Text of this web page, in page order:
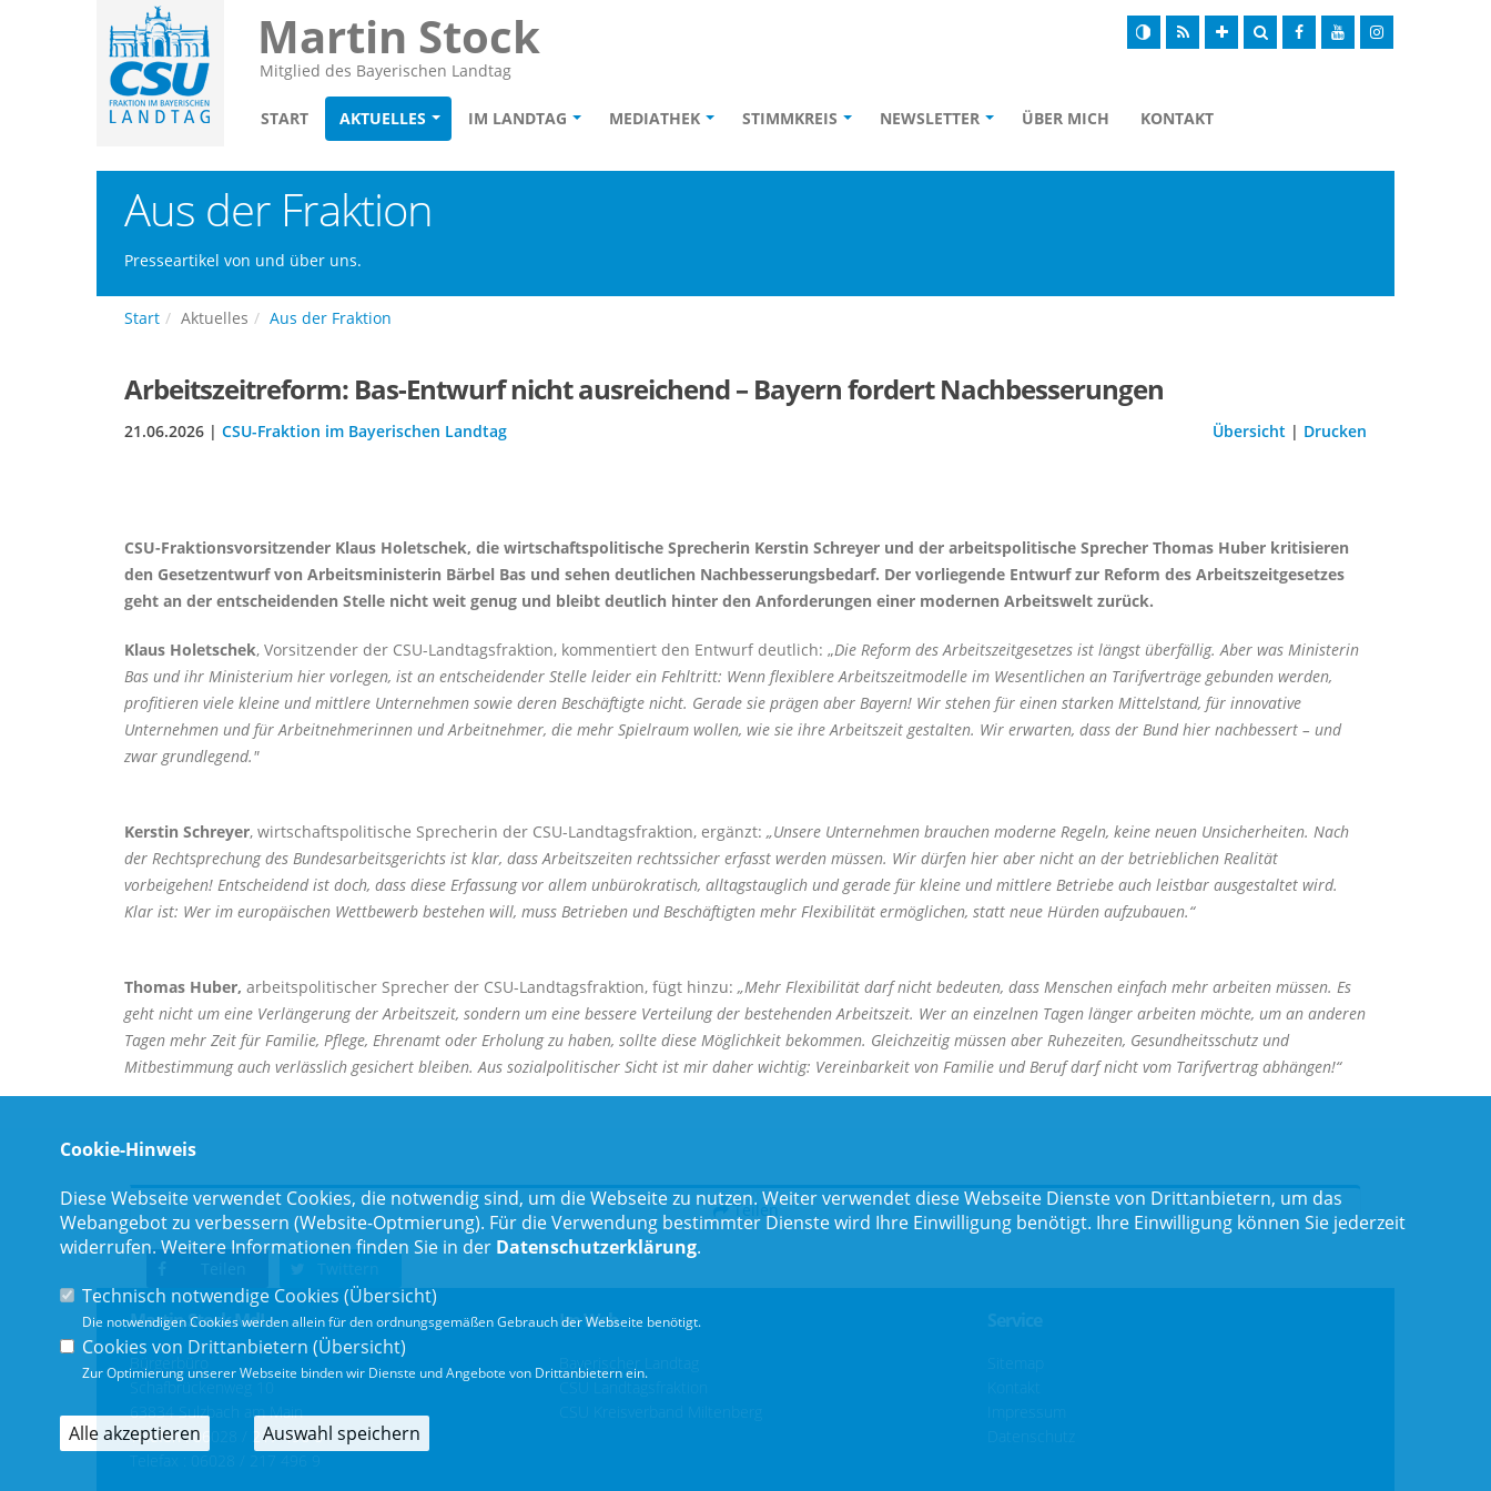
Martin Stock
Mitglied des Bayerischen Landtag
START AKTUELLES IM LANDTAG MEDIATHEK STIMMKREIS NEWSLETTER ÜBER MICH KONTAKT
Aus der Fraktion
Presseartikel von und über uns.
Start Aktuelles Aus der Fraktion
Arbeitszeitreform: Bas-Entwurf nicht ausreichend – Bayern fordert Nachbesserungen
21.06.2026 | CSU-Fraktion im Bayerischen Landtag Übersicht | Drucken
CSU-Fraktionsvorsitzender Klaus Holetschek, die wirtschaftspolitische Sprecherin Kerstin Schreyer und der arbeitspolitische Sprecher Thomas Huber kritisieren
den Gesetzentwurf von Arbeitsministerin Bärbel Bas und sehen deutlichen Nachbesserungsbedarf. Der vorliegende Entwurf zur Reform des Arbeitszeitgesetzes
geht an der entscheidenden Stelle nicht weit genug und bleibt deutlich hinter den Anforderungen einer modernen Arbeitswelt zurück.
Klaus Holetschek, Vorsitzender der CSU-Landtagsfraktion, kommentiert den Entwurf deutlich:Die Reform des Arbeitszeitgesetzes ist längst überfällig. Aber was Ministerin
Bas und ihr Ministerium hier vorlegen, ist an entscheidender Stelle leider ein Fehltritt: Wenn flexiblere Arbeitszeitmodelle im Wesentlichen an Tarifverträge gebunden werden,
profitieren viele kleine und mittlere Unternehmen sowie deren Beschäftigte nicht. Gerade sie prägen aber Bayern! Wir stehen für einen starken Mittelstand, für innovative
Unternehmen und für Arbeitnehmerinnen und Arbeitnehmer, die mehr Spielraum wollen, wie sie ihre Arbeitszeit gestalten. Wir erwarten, dass der Bund hier nachbessert – und
zwar grundlegend."
Kerstin Schreyer, wirtschaftspolitische Sprecherin der CSU-Landtagsfraktion, ergänzt: Unsere Unternehmen brauchen moderne Regeln, keine neuen Unsicherheiten. Nach
der Rechtsprechung des Bundesarbeitsgerichts ist klar, dass Arbeitszeiten rechtssicher erfasst werden müssen. Wir dürfen hier aber nicht an der betrieblichen Realität
vorbeigehen! Entscheidend ist doch, dass diese Erfassung vor allem unbürokratisch, alltagstauglich und gerade für kleine und mittlere Betriebe auch leistbar ausgestaltet wird.
Klar ist: Wer im europäischen Wettbewerb bestehen will, muss Betrieben und Beschäftigten mehr Flexibilität ermöglichen, statt neue Hürden aufzubauen.“
Thomas Huber, arbeitspolitischer Sprecher der CSU-Landtagsfraktion, fügt hinzu: Mehr Flexibilität darf nicht bedeuten, dass Menschen einfach mehr arbeiten müssen. Es
geht nicht um eine Verlängerung der Arbeitszeit, sondern um eine bessere Verteilung der bestehenden Arbeitszeit. Wer an einzelnen Tagen länger arbeiten möchte, um an anderen
Tagen mehr Zeit für Familie, Pflege, Ehrenamt oder Erholung zu haben, sollte diese Möglichkeit bekommen. Gleichzeitig müssen aber Ruhezeiten, Gesundheitsschutz und
Mitbestimmung auch verlässlich gesichert bleiben. Aus sozialpolitischer Sicht ist mir daher wichtig: Vereinbarkeit von Familie und Beruf darf nicht vom Tarifvertrag abhängen!“
Teilen
Twittern
Martin Stock MdL
Bürgerbüro
Schafbrückenweg 10
63834 Sulzbach am Main
Telefon :06028 / 217 496 0
Telefax : 06028 / 217 496 9
Im Web
Bayerischer Landtag
CSU Kreisverband Miltenberg
Service
Impressum
Datenschutz
Cookie-Hinweis
Diese Webseite verwendet Cookies, die notwendig sind, um die Webseite zu nutzen. Weiter verwendet diese Webseite Dienste von Drittanbietern, um das
Webangebot zu verbessern (Website-Optmierung). Für die Verwendung bestimmter Dienste wird Ihre Einwilligung benötigt. Ihre Einwilligung können Sie jederzeit
widerrufen. Weitere Informationen finden Sie in der Datenschutzerklärung.
Technisch notwendige Cookies (Übersicht)
Die notwendigen Cookies werden allein für den ordnungsgemäßen Gebrauch der Webseite benötigt.
Cookies von Drittanbietern (Übersicht)
Zur Optimierung unserer Webseite binden wir Dienste und Angebote von Drittanbietern ein.
Alle akzeptieren Auswahl speichern